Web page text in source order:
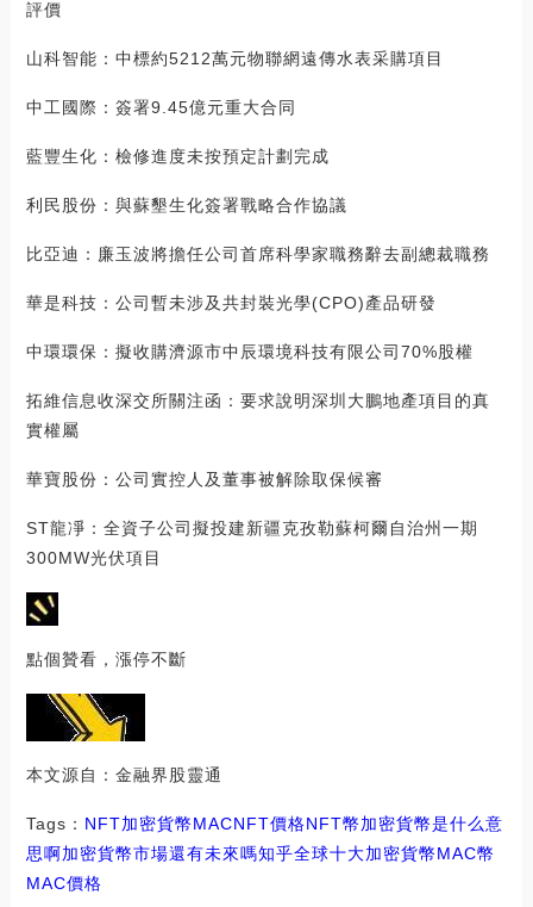
評價
山科智能：中標約5212萬元物聯網遠傳水表采購項目
中工國際：簽署9.45億元重大合同
藍豐生化：檢修進度未按預定計劃完成
利民股份：與蘇墾生化簽署戰略合作協議
比亞迪：廉玉波將擔任公司首席科學家職務辭去副總裁職務
華是科技：公司暫未涉及共封裝光學(CPO)產品研發
中環環保：擬收購濟源市中辰環境科技有限公司70%股權
拓維信息收深交所關注函：要求說明深圳大鵬地產項目的真
實權屬
華寶股份：公司實控人及董事被解除取保候審
ST龍凈：全資子公司擬投建新疆克孜勒蘇柯爾自治州一期
300MW光伏項目
點個贊看，漲停不斷
本文源自：金融界股靈通
Tags： NFT加密貨幣MACNFT價格NFT幣加密貨幣是什么意
思啊加密貨幣市場還有未來嗎知乎全球十大加密貨幣MAC幣
MAC價格